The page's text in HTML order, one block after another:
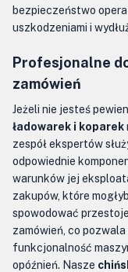
bezpieczeństwo
uszkodzeniami i
Profesjonalne
zamówień
Jeżeli nie jesteś
ładowarek i koparek
zespół ekspertów
odpowiednie
warunków jej
zakupów, które
spowodować
zamówień, co
funkcjonalność
opóźnień. Nasze